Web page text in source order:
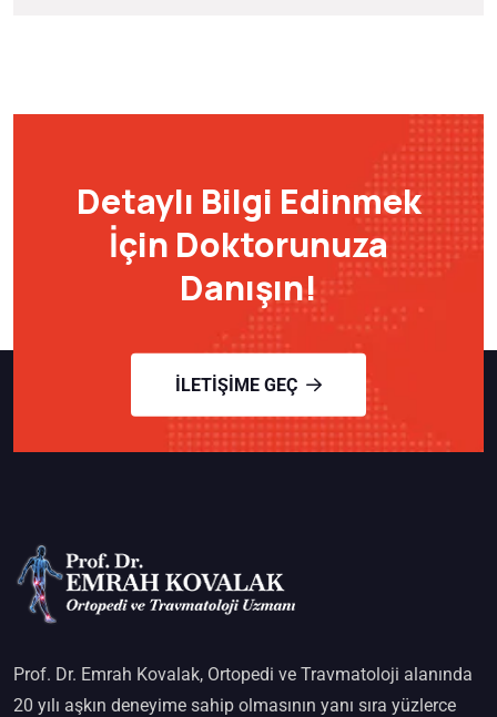
Detaylı Bilgi Edinmek
İçin Doktorunuza
Danışın!
İLETIŞIME GEÇ
Prof. Dr. Emrah Kovalak, Ortopedi ve Travmatoloji alanında
20 yılı aşkın deneyime sahip olmasının yanı sıra yüzlerce